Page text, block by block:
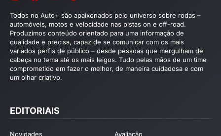
Todos no Auto+ são apaixonados pelo universo sobre rodas –
automóveis, motos e velocidade nas pistas on e off-road.
Produzimos conteúdo orientado para uma informação de
qualidade e precisa, capaz de se comunicar com os mais
variados perfis de público – desde pessoas que mergulham de
cabeça no tema até os mais leigos. Tudo pelas mãos de um time
comprometido em fazer o melhor, de maneira cuidadosa e com
um olhar criativo.
EDITORIAIS
Novidades
Avaliação